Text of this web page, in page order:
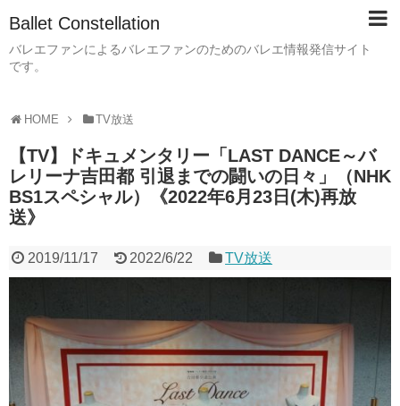
Ballet Constellation
バレエファンによるバレエファンのためのバレエ情報発信サイト
です。
HOME TV放送
【TV】ドキュメンタリー「LAST DANCE～バ
レリーナ吉田都 引退までの闘いの日々」（NHK
BS1スペシャル）《2022年6月23日(木)再放
送》
2019/11/17 2022/6/22 TV放送